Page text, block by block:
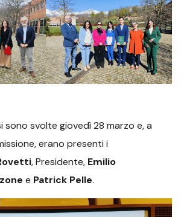
sono svolte giovedì 28 marzo e, a
erano presenti i
, Presidente, Emilio
e Patrick Pelle.